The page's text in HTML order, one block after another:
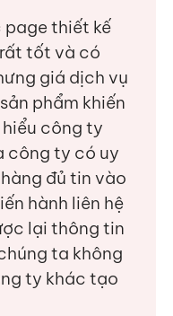
page thiết kế
tốt và có
giá dịch vụ
phẩm khiến
công ty
công ty có uy
đủ tin vào
hành liên hệ
lại thông tin
ta không
ty khác tạo